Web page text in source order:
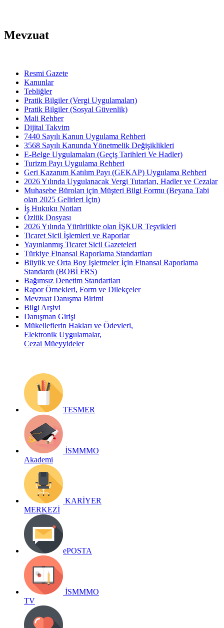
Mevzuat
Resmi Gazete
Kanunlar
Tebliğler
Pratik Bilgiler (Vergi Uygulamaları)
Pratik Bilgiler (Sosyal Güvenlik)
Mali Rehber
Dijital Takvim
7440 Sayılı Kanun Uygulama Rehberi
3568 Sayılı Kanunda Yönetmelik Değişiklikleri
E-Belge Uygulamaları (Geçiş Tarihleri Ve Hadler)
Turizm Payı Uygulama Rehberi
Geri Kazanım Katılım Payı (GEKAP) Uygulama Rehberi
2026 Yılında Uygulanacak Vergi Tutarları, Hadler ve Cezalar
Muhasebe Büroları için Müşteri Bilgi Formu (Beyana Tabi
olan 2025 Gelirleri İçin)
İş Hukuku Notları
Özlük Dosyası
2026 Yılında Yürürlükte olan İŞKUR Teşvikleri
Ticaret Sicil İşlemleri ve Raporlar
Yayınlanmış Ticaret Sicil Gazeteleri
Türkiye Finansal Raporlama Standartları
Büyük ve Orta Boy İşletmeler İçin Finansal Raporlama
Standardı (BOBİ FRS)
Bağımsız Denetim Standartları
Rapor Örnekleri, Form ve Dilekçeler
Mevzuat Danışma Birimi
Bilgi Arşivi
Danışman Girişi
Mükelleflerin Hakları ve Ödevleri,
Elektronik Uygulamalar,
Cezai Müeyyideler
TESMER
İSMMMO
Akademi
KARİYER
MERKEZİ
ePOSTA
İSMMMO
TV